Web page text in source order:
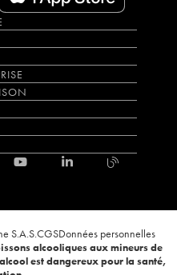
S.A.S.CGSDonnées personnelles
alcooliques aux mineurs de
est dangereux pour la santé,